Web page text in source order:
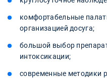
комфортабельные
организацией досуга;
большой выбор
интоксикации;
современные методики